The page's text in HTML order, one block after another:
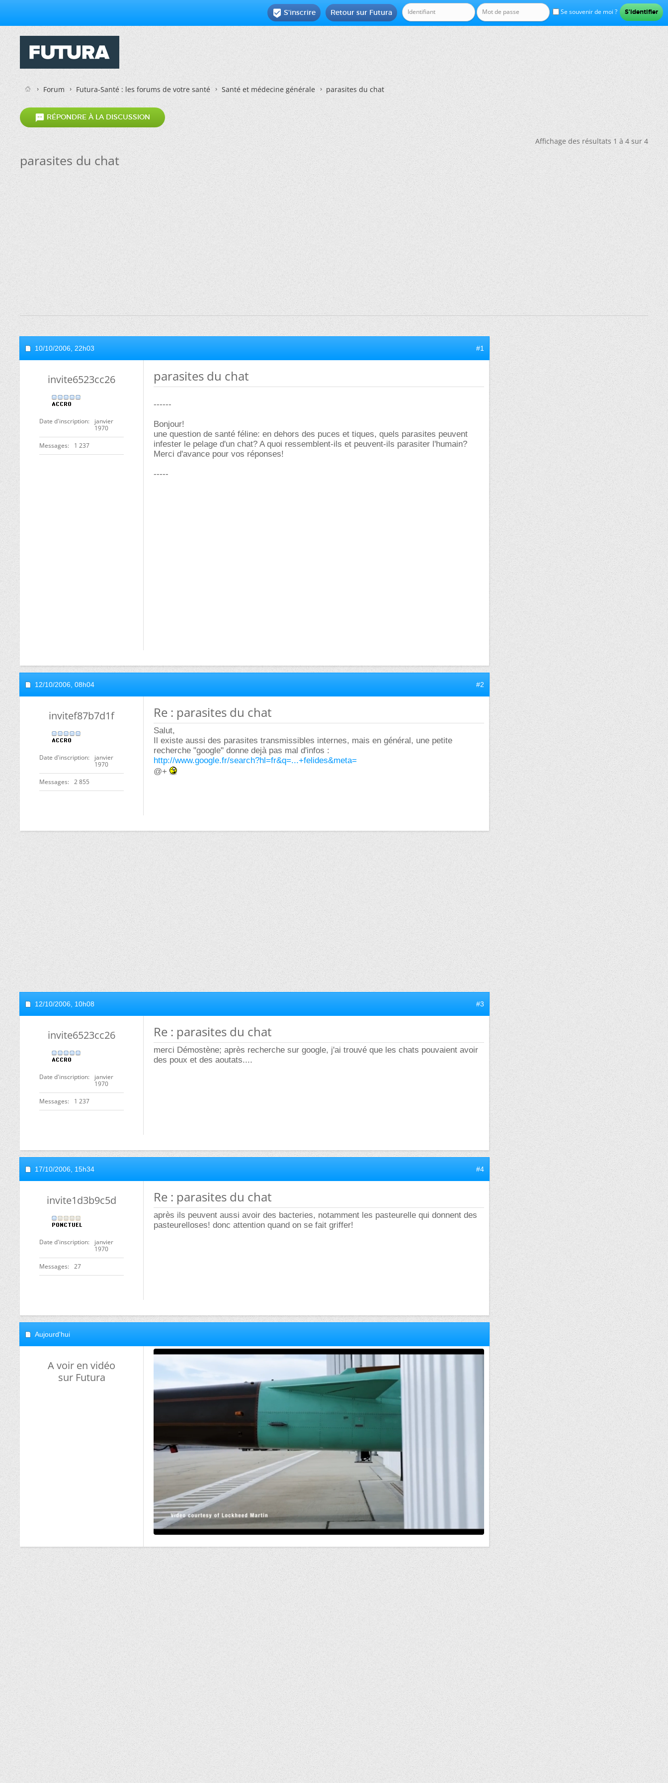
Se souvenir de moi ?
Retour sur Futura
 S'inscrire
Forum Futura-Santé : les forums de votre santé Santé et médecine générale parasites du chat
 RÉPONDRE À LA DISCUSSION
Affichage des résultats 1 à 4 sur 4
parasites du chat
10/10/2006, 22h03 #1
invite6523cc26
Date d'inscription
janvier
1970
Messages 1 237
parasites du chat
------
Bonjour!
une question de santé féline: en dehors des puces et tiques, quels parasites peuvent
infester le pelage d'un chat? A quoi ressemblent-ils et peuvent-ils parasiter l'humain?
Merci d'avance pour vos réponses!
-----
12/10/2006, 08h04 #2
invitef87b7d1f
Date d'inscription
janvier
1970
Messages 2 855
Re : parasites du chat
Salut,
Il existe aussi des parasites transmissibles internes, mais en général, une petite
recherche "google" donne dejà pas mal d'infos :
http://www.google.fr/search?hl=fr&q=...+felides&meta=
@+
12/10/2006, 10h08 #3
invite6523cc26
Date d'inscription
janvier
1970
Messages 1 237
Re : parasites du chat
merci Démostène; après recherche sur google, j'ai trouvé que les chats pouvaient avoir
des poux et des aoutats....
17/10/2006, 15h34 #4
invite1d3b9c5d
Date d'inscription
janvier
1970
Messages 27
Re : parasites du chat
après ils peuvent aussi avoir des bacteries, notamment les pasteurelle qui donnent des
pasteurelloses! donc attention quand on se fait griffer!
Aujourd'hui
A voir en vidéo
sur Futura